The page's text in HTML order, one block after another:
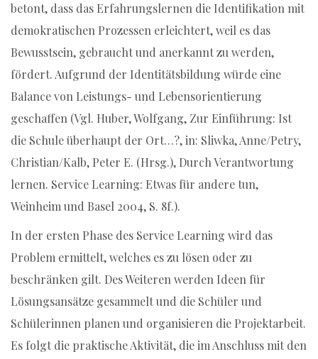
betont, dass das Erfahrungslernen die Identifikation mit
demokratischen Prozessen erleichtert, weil es das
Bewusstsein, gebraucht und anerkannt zu werden,
fördert. Aufgrund der Identitätsbildung würde eine
Balance von Leistungs- und Lebensorientierung
geschaffen (Vgl. Huber, Wolfgang, Zur Einführung: Ist
die Schule überhaupt der Ort…?, in: Sliwka, Anne/Petry,
Christian/Kalb, Peter E. (Hrsg.), Durch Verantwortung
lernen. Service Learning: Etwas für andere tun,
Weinheim und Basel 2004, S. 8f.).
In der ersten Phase des Service Learning wird das
Problem ermittelt, welches es zu lösen oder zu
beschränken gilt. Des Weiteren werden Ideen für
Lösungsansätze gesammelt und die Schüler und
Schülerinnen planen und organisieren die Projektarbeit.
Es folgt die praktische Aktivität, die im Anschluss mit den